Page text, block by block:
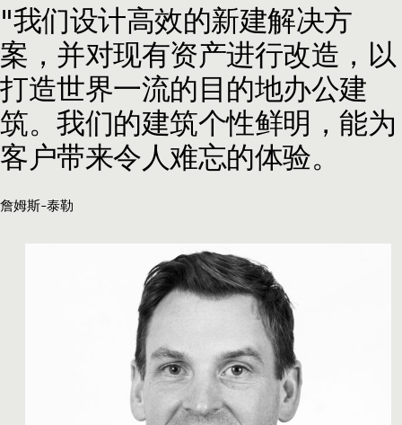
"我们设计高效的新建解决方
案，并对现有资产进行改造，以
打造世界一流的目的地办公建
筑。我们的建筑个性鲜明，能为
客户带来令人难忘的体验。
詹姆斯-泰勒